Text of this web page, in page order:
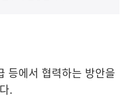
등에서 협력하는 방안을
.